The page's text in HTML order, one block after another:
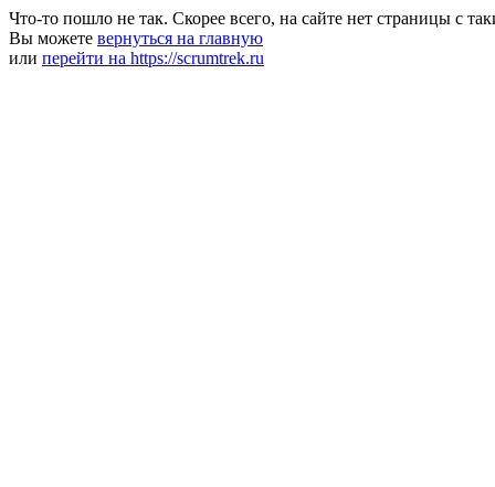
Что-то пошло не так. Скорее всего, на сайте нет страницы с
Вы можете вернуться на главную
или перейти на https://scrumtrek.ru